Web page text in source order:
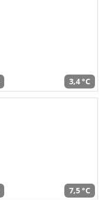
3,4 °C
7,5 °C